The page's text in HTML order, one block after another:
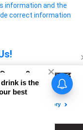
information and the
correct information
से गुजरने वाली
सैकड़ों एकड़ फसल